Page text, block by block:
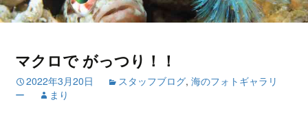
マクロで がっつり！！
2022年3月20日 スタッフブログ,海のフォトギャラリ
ー
まり